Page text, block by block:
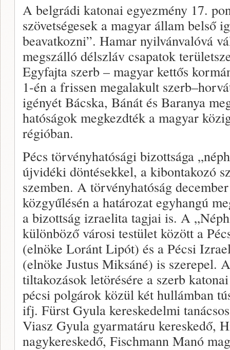
A belgrádi katonai egyezmény 17.
szövetségesek a magyar állam belső
beavatkozni”. Hamar nyilvánvalóvá
megszálló délszláv csapatok
Egyfajta szerb – magyar kettős
1-én a frissen megalakult
igényét Bácska, Bánát és Baranya
hatóságok megkezdték a magyar
régióban.
Pécs törvényhatósági bizottsága
újvidéki döntésekkel, a kibontakozó
szemben. A törvényhatóság
közgyűlésén a határozat egyhangú
a bizottság izraelita tagjai is. A
különböző városi testület között a
(elnöke Loránt Lipót) és a Pécsi
(elnöke Justus Miksáné) is szerepel.
tiltakozások letörésére a szerb
pécsi polgárok közül két hullámban
ifj. Fürst Gyula kereskedelmi
Viasz Gyula gyarmatáru kereskedő,
nagykereskedő, Fischmann Manó